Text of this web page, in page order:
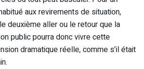
aux revirements de situation,
deuxième aller ou le retour que la
public pourra donc vivre cette
dramatique réelle, comme s’il était